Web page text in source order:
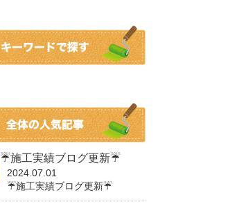
☔施工実績ブログ更新☔
2024.07.01
☔施工実績ブログ更新☔